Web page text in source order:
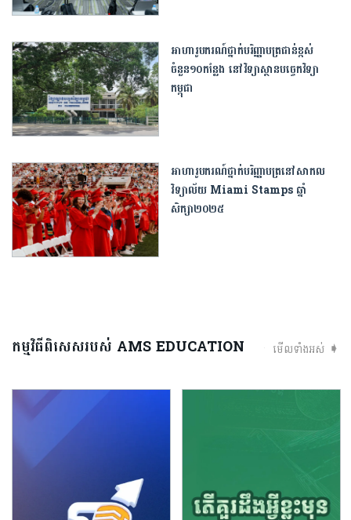
អាហារូបករណ៍ថ្នាក់បរិញ្ញាបត្រជាន់ខ្ពស់
ចំនួន១០កន្លែង​ នៅវិទ្យាស្ថានបច្ចេកវិទ្យា
កម្ពុជា
អាហារូបករណ៍ថ្នាក់បរិញ្ញាបត្រនៅសាកល
វិទ្យាល័យ Miami Stamps ឆ្នាំ
សិក្សា២០២៥
កម្មវិធីពិសេសរបស់ AMS EDUCATION មើលទាំងអស់ ➧